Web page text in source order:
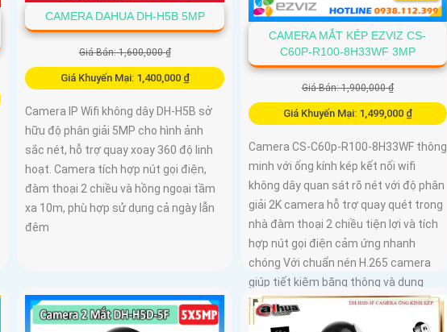
CAMERA DAHUA DH-H5B 5MP
Giá Bán: 1,600,000 ₫
Giá Khuyến Mại: 1,400,000 ₫
Camera IP Wifi không dây DH-H5B sở
hữu độ phân giải 5MP cho hình ảnh
sắc nét, hỗ trợ quay xoay 360 độ linh
hoạt. Camera tích hợp nút gọi điện,
đàm thoại 2 chiều và hồng ngoại tầm
xa 10m, phù hợp sử dụng cả ngày lẫn
đêm
CAMERA MẮT KÉP EZVIZ CS-
C60P-R100-8H33WF 3MP
Giá Bán: 1,900,000 ₫
Giá Khuyến Mại: 1,499,000 ₫
Camera CS-C60p-R100-8H33WF thông
minh với ống kính kép kết nối wifi
không dây quan sát rõ nét với độ phân
giải 2K camera hỗ trợ quay quét trong
nhà đàm thoại 2 chiều tiện lợi và tích
hợp nút gọi điện cảm ứng nhanh
chóng Với chuẩn nén H.265 camera
giúp tiết kiệm băng thông và dung
lượng lưu trữ hiệu quả